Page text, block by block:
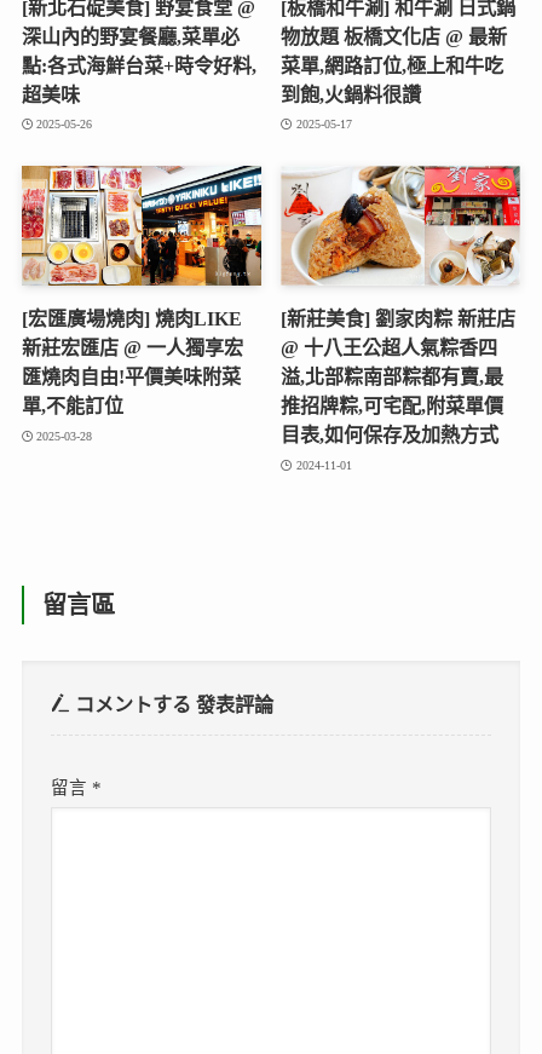
[新北石碇美食] 野宴食堂 @
深山內的野宴餐廳,菜單必
點:各式海鮮台菜+時令好料,
超美味
2025-05-26
[板橋和牛涮] 和牛涮 日式鍋
物放題 板橋文化店 @ 最新
菜單,網路訂位,極上和牛吃
到飽,火鍋料很讚
2025-05-17
[宏匯廣場燒肉] 燒肉LIKE
新莊宏匯店 @ 一人獨享宏
匯燒肉自由!平價美味附菜
單,不能訂位
2025-03-28
[新莊美食] 劉家肉粽 新莊店
@ 十八王公超人氣粽香四
溢,北部粽南部粽都有賣,最
推招牌粽,可宅配,附菜單價
目表,如何保存及加熱方式
2024-11-01
留言區
コメントする發表評論
留言 *